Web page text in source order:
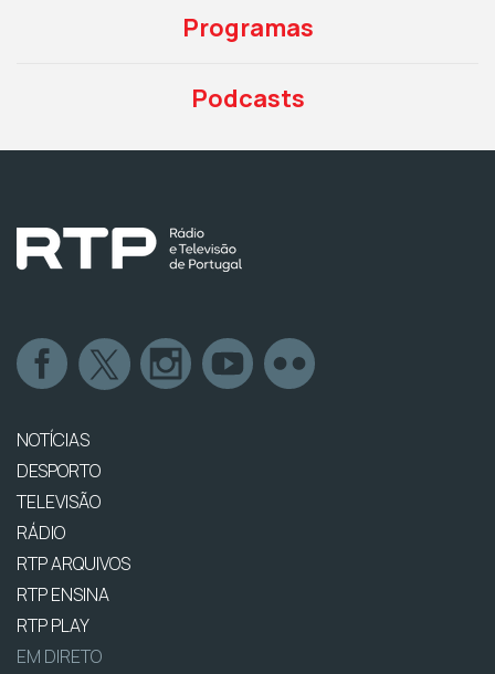
Programas
Podcasts
NOTÍCIAS
DESPORTO
TELEVISÃO
RÁDIO
RTP ARQUIVOS
RTP ENSINA
RTP PLAY
EM DIRETO